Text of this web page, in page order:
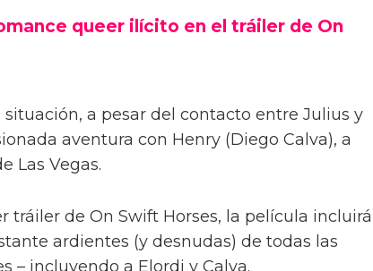
queer ilícito en el tráiler de On
a pesar del contacto entre Julius y
aventura con Henry (Diego Calva), a
Las Vegas.
tráiler de On Swift Horses, la película incluirá
ardientes (y desnudas) de todas las
– incluyendo a Elordi y Calva.